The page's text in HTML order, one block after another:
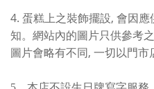
4. 蛋糕上之裝飾擺設, 會因應
知。網站內的圖片只供參考
圖片會略有不同 , 一切以門市